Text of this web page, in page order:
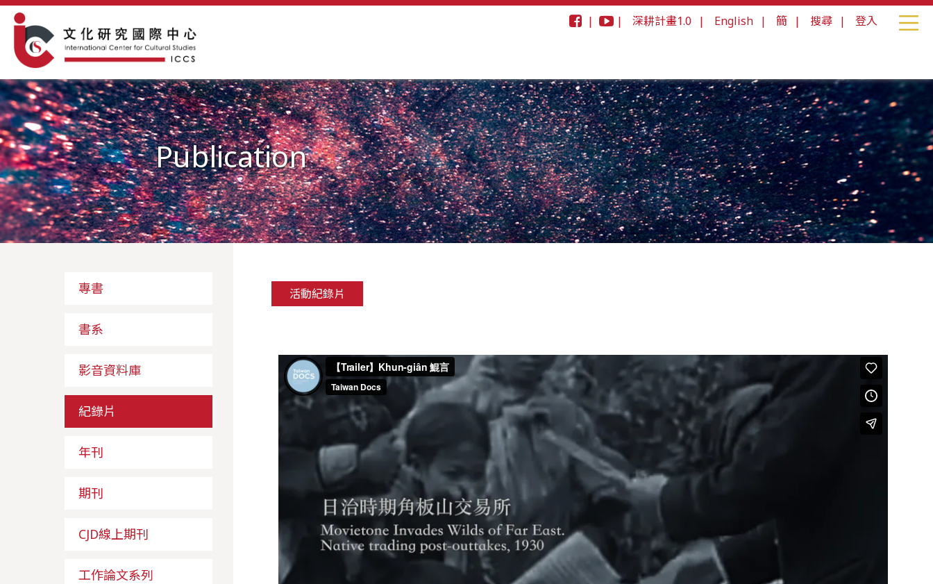
| | 深耕計畫1.0 | English | 簡 | 搜尋 | 登入
Publication
專書
書系
影音資料庫
紀錄片
年刊
期刊
CJD線上期刊
工作論文系列
活動紀錄片